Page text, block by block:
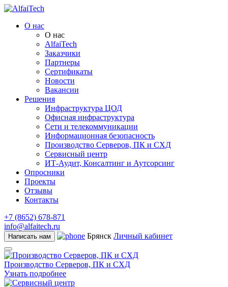
О нас
О нас
AlfaiTech
Заказчики
Партнеры
Сертификаты
Новости
Вакансии
Решения
Инфраструктура ЦОД
Офисная инфраструктура
Сети и телекоммуникации
Информационная безопасность
Производство Серверов, ПК и СХД
Сервисный центр
ИТ-Аудит, Консалтинг и Аутсорсинг
Опросники
Проекты
Отзывы
Контакты
+7 (8652) 678-871
info@alfaitech.ru
Написать нам Брянск Личный кабинет
Производство Серверов, ПК и СХД
Узнать подробнее